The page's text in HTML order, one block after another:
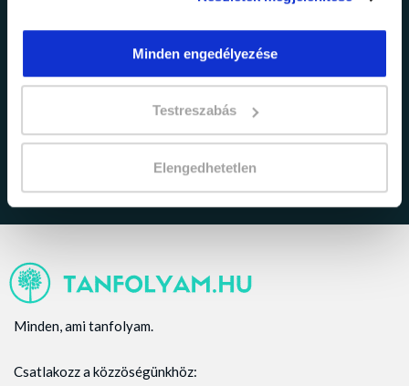
Minden engedélyezése
Testreszabás
Elengedhetetlen
Elfogadom azadatkezelési tájékoztatóban
Minden, ami tanfolyam.
Csatlakozz a közzöségünkhöz: